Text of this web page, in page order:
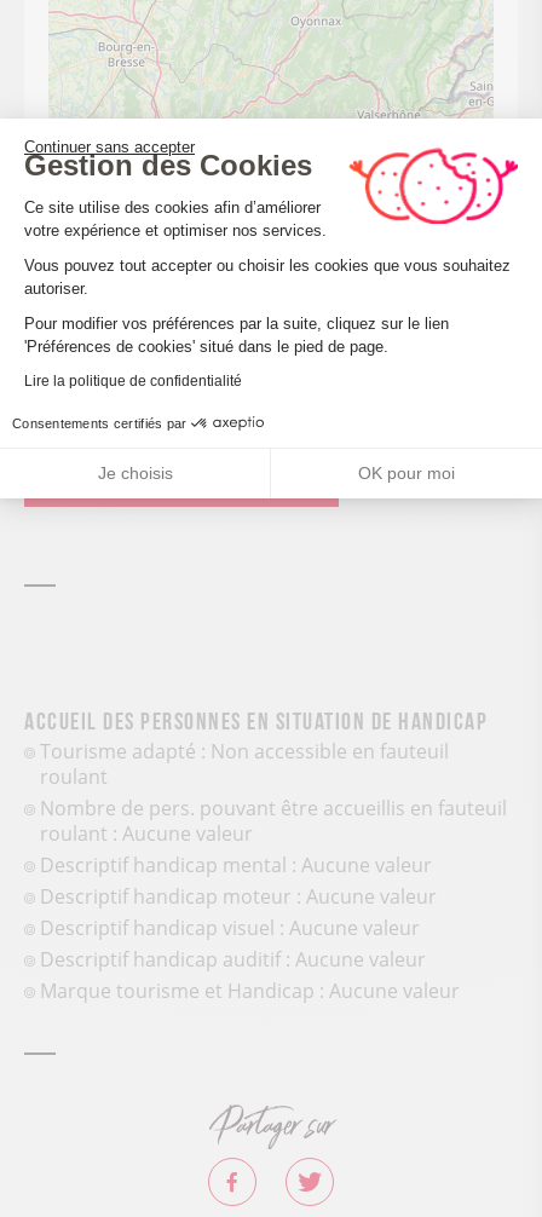
CALCULER MON ITINÉRAIRE
Accueil des personnes en situation de handicap
Tourisme adapté : Non accessible en fauteuil
roulant
Nombre de pers. pouvant être accueillis en fauteuil
roulant : Aucune valeur
Descriptif handicap mental : Aucune valeur
Descriptif handicap moteur : Aucune valeur
Descriptif handicap visuel : Aucune valeur
Descriptif handicap auditif : Aucune valeur
Marque tourisme et Handicap : Aucune valeur
Partager sur
Continuer sans accepter
Gestion des Cookies
Plateforme de Gestion du
Ce site utilise des cookies afin d’améliorer
votre expérience et optimiser nos services.
Vous pouvez tout accepter ou choisir les cookies que vous souhaitez
autoriser.
Pour modifier vos préférences par la suite, cliquez sur le lien
'Préférences de cookies' situé dans le pied de page.
Lire la politique de confidentialité
Consentements certifiés par
Je choisis OK pour moi